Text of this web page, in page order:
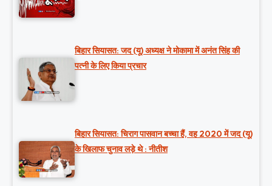
बिहार सियासत: जद (यू) अध्यक्ष ने मोकामा में अनंत सिंह की
पत्नी के लिए किया प्रचार
बिहार सियासत: चिराग पासवान बच्चा हैं, वह 2020 में जद (यू)
के खिलाफ चुनाव लड़े थे : नीतीश